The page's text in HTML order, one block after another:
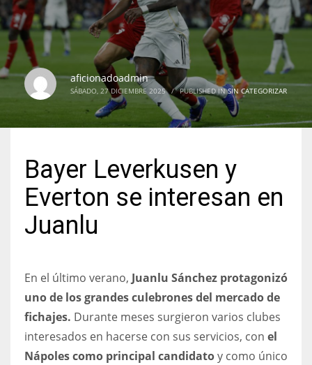
ATL
24
aficionadoadmin
SÁBADO, 27 DICIEMBRE 2025 / PUBLISHED INSIN CATEGORIZAR
Bayer Leverkusen y
Everton se interesan en
Juanlu
En el último verano, Juanlu Sánchez protagonizó
uno de los grandes culebrones del mercado de
fichajes. Durante meses surgieron varios clubes
interesados en hacerse con sus servicios, con el
Nápoles como principal candidatoy como único